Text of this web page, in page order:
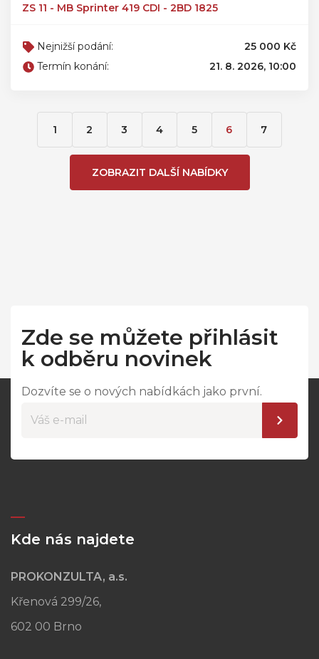
ZS 11 - MB Sprinter 419 CDI - 2BD 1825
Nejnižší podání:
25 000 Kč
Termín konání:
21. 8. 2026, 10:00
1 2 3 4 5 6 7
ZOBRAZIT DALŠÍ NABÍDKY
Zde se můžete přihlásit
k odběru novinek
Dozvíte se o nových nabídkách jako první.
Kde nás najdete
PROKONZULTA, a.s.
Křenová 299/26,
602 00 Brno